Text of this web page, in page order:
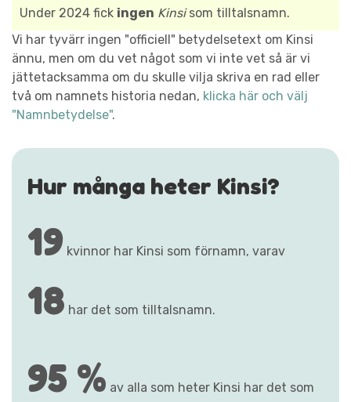
Under 2024 fick ingen Kinsisom tilltalsnamn.
Vi har tyvärr ingen "officiell" betydelsetext om Kinsi
ännu, men om du vet något som vi inte vet så är vi
jättetacksamma om du skulle vilja skriva en rad eller
två om namnets historia nedan, klicka här och välj
"Namnbetydelse".
Hur många heter Kinsi?
19 kvinnor har Kinsi som förnamn, varav
18 har det som tilltalsnamn.
95 % av alla som heter Kinsi har det som